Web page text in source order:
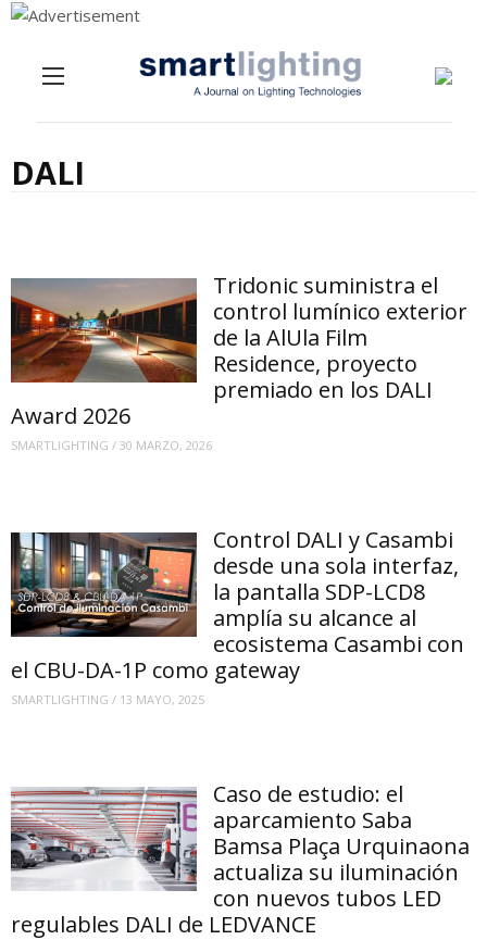
DALI
Tridonic suministra el
control lumínico exterior
de la AlUla Film
Residence, proyecto
premiado en los DALI
Award 2026
SMARTLIGHTING / 30 MARZO, 2026
Control DALI y Casambi
desde una sola interfaz,
la pantalla SDP-LCD8
amplía su alcance al
ecosistema Casambi con
el CBU-DA-1P como gateway
SMARTLIGHTING / 13 MAYO, 2025
Caso de estudio: el
aparcamiento Saba
Bamsa Plaça Urquinaona
actualiza su iluminación
con nuevos tubos LED
regulables DALI de LEDVANCE